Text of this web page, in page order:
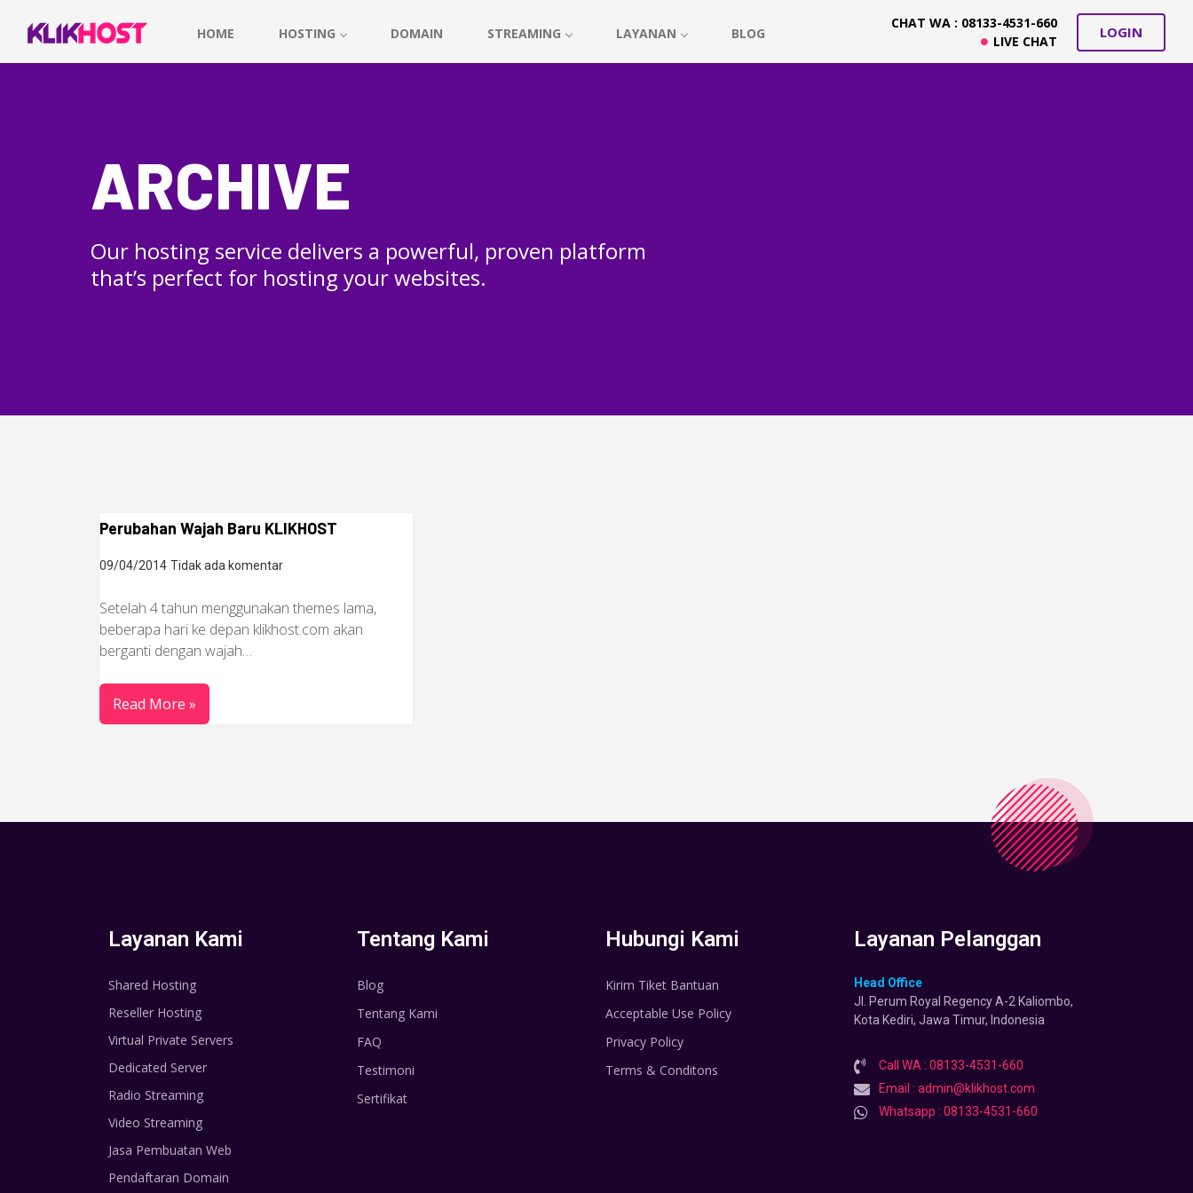
HOME HOSTING DOMAIN STREAMING LAYANAN BLOG
CHAT WA : 08133-4531-660
LIVE CHAT
LOGIN
ARCHIVE
Our hosting service delivers a powerful, proven platform
that’s perfect for hosting your websites.
Perubahan Wajah Baru KLIKHOST
09/04/2014 Tidak ada komentar
Setelah 4 tahun menggunakan themes lama,
beberapa hari ke depan klikhost.com akan
berganti dengan wajah…
Read More »
Layanan Kami
Shared Hosting
Reseller Hosting
Virtual Private Servers
Dedicated Server
Radio Streaming
Video Streaming
Jasa Pembuatan Web
Pendaftaran Domain
Tentang Kami
Blog
Tentang Kami
FAQ
Testimoni
Sertifikat
Hubungi Kami
Kirim Tiket Bantuan
Acceptable Use Policy
Privacy Policy
Terms & Conditons
Layanan Pelanggan
Head Office
Jl. Perum Royal Regency A-2 Kaliombo,
Kota Kediri, Jawa Timur, Indonesia
Call WA : 08133-4531-660
Email : admin@klikhost.com
Whatsapp : 08133-4531-660